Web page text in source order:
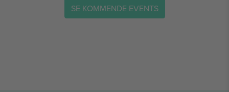
SE KOMMENDE EVENTS